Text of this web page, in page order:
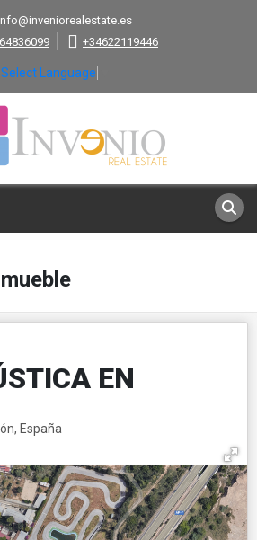
+34622119446
Select Language
EN
España